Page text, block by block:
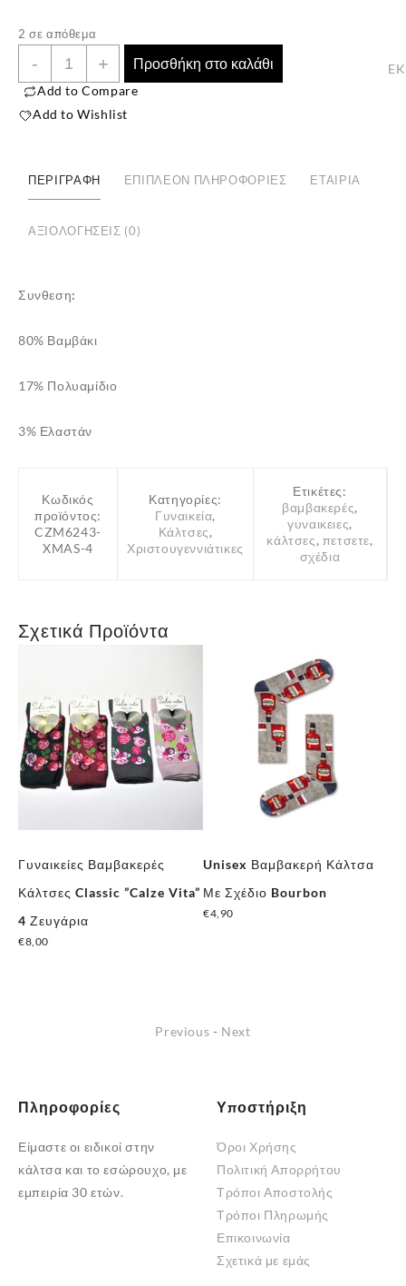
2 σε απόθεμα
-
Γυναικεία
Βαμβακερή
Χριστουγεννιάτικο
+
Προσθήκη στο καλάθι
Add to Compare
Add to Wishlist
ΠΕΡΙΓΡΑΦΉ ΕΠΙΠΛΈΟΝ ΠΛΗΡΟΦΟΡΊΕΣ ΕΤΑΙΡΊΑ
ΑΞΙΟΛΟΓΉΣΕΙΣ (0)
Συνθεση:
80% Βαμβάκι
17% Πολυαμίδιο
3% Ελαστάν
Κωδικός
προϊόντος:
CZM6243-
XMAS-4
Κατηγορίες:
Γυναικεία,
Κάλτσες,
Χριστουγεννιάτικες
Ετικέτες:
βαμβακερές,
γυναικειες,
κάλτσες, πετσετε,
σχέδια
Σχετικά Προϊόντα
Γυναικείες Βαμβακερές
Κάλτσες Classic ”Calze Vita”
4 Ζευγάρια
€8,00
Unisex Βαμβακερή Κάλτσα
Με Σχέδιο Bourbon
€4,90
Previous - Next
Πληροφορίες
Είμαστε οι ειδικοί στην
κάλτσα και το εσώρουχο, με
εμπειρία 30 ετών.
Υποστήριξη
Όροι Χρήσης
Πολιτική Απορρήτου
Τρόποι Αποστολής
Τρόποι Πληρωμής
Επικοινωνία
Σχετικά με εμάς